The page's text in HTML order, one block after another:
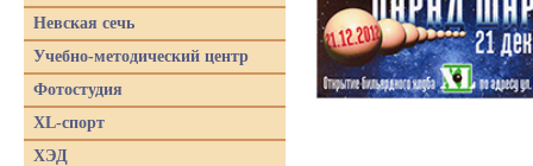
Невская сечь
Учебно-методический центр
Фотостудия
XL-спорт
ХЭД